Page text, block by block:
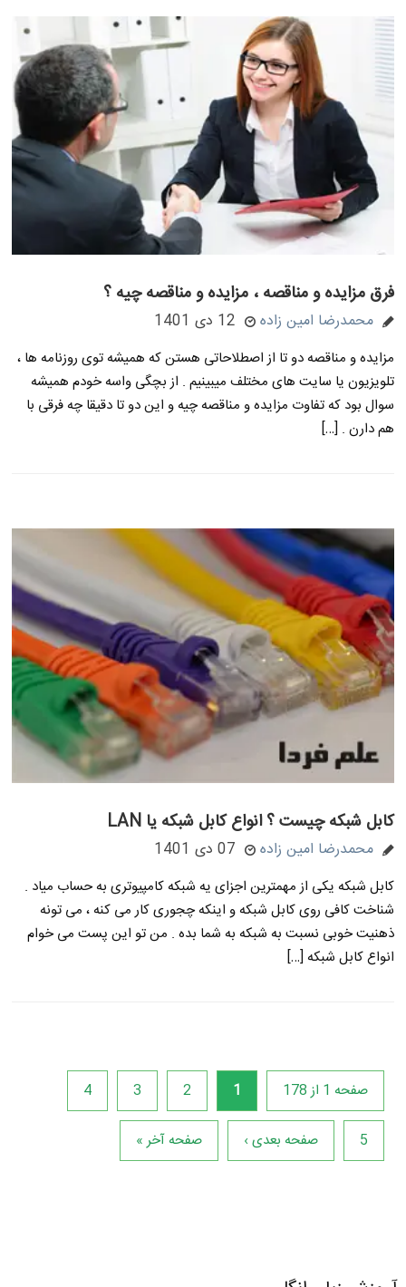
فرق مزایده و مناقصه ، مزایده و مناقصه چیه ؟
محمدرضا امین زاده 12 دی 1401
مزایده و مناقصه دو تا از اصطلاحاتی هستن که همیشه توی روزنامه ها ،
تلویزیون یا سایت های مختلف میبینیم . از بچگی واسه خودم همیشه
سوال بود که تفاوت مزایده و مناقصه چیه و این دو تا دقیقا چه فرقی با
هم دارن . […]
کابل شبکه چیست ؟ انواع کابل شبکه یا LAN
محمدرضا امین زاده 07 دی 1401
کابل شبکه یکی از مهمترین اجزای یه شبکه کامپیوتری به حساب میاد .
شناخت کافی روی کابل شبکه و اینکه چجوری کار می کنه ، می تونه
ذهنیت خوبی نسبت به شبکه به شما بده . من تو این پست می خوام
انواع کابل شبکه […]
صفحه 1 از 178 1
2
3
4
5 صفحه بعدی › صفحه آخر »